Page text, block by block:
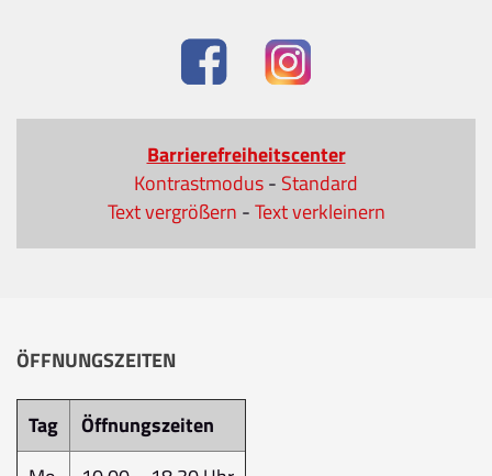
Barrierefreiheitscenter
Kontrastmodus- Standard
Text vergrößern -Text verkleinern
ÖFFNUNGSZEITEN
Tag
Öffnungszeiten